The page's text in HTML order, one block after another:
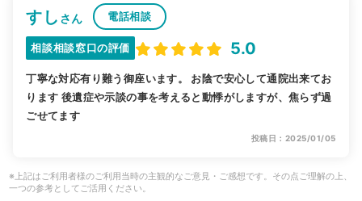
すし さん 電話相談
相談相談窓口の評価 5.0
丁寧な対応有り難う御座います。 お陰で安心して通院出来てお
ります 後遺症や示談の事を考えると動悸がしますが、焦らず過
ごせてます
投稿日：2025/01/05
※上記はご利用者様のご利用当時の主観的なご意見・ご感想です。その点ご理解の上、
一つの参考としてご活用ください。